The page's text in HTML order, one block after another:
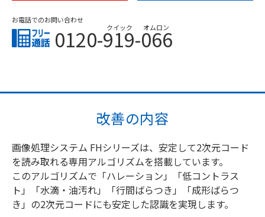
お電話でのお問い合わせ
0120-919-066
クイック オムロン
改善の内容
画像処理システム FHシリーズは、安定して2次元コード
を読み取れる専用アルゴリズムを搭載しています。
このアルゴリズムで「ハレーション」「低コントラス
ト」「水滴・油汚れ」「行間ばらつき」「成形ばらつ
き」の2次元コードにも安定した認識を実現します。